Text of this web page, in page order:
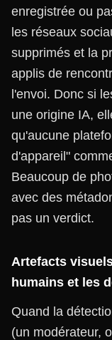
enregistrée ou
les réseaux
supprimés et la
applis de
l'envoi. Donc si
une origine IA,
qu'aucune
d'appareil"
Beaucoup de
avec des
pas un verdict.
Artefacts
humains et les
Quand la
(un modérateur,